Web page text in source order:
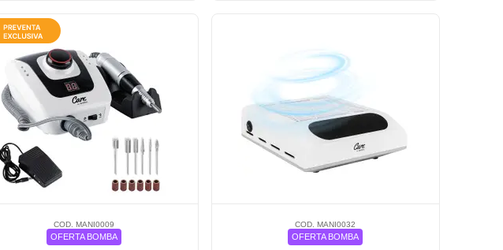
COD. MANI0009
OFERTA BOMBA
COD. MANI0032
OFERTA BOMBA